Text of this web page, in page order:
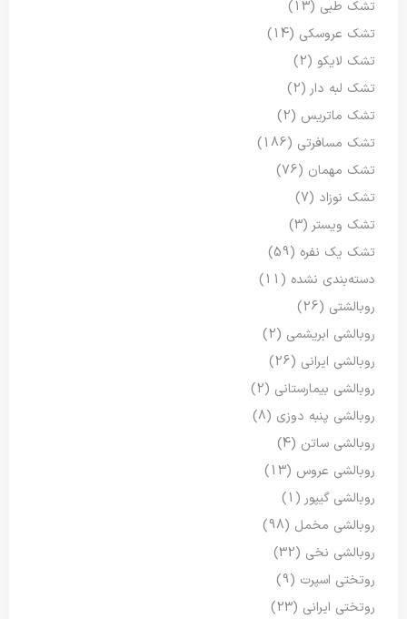
تشک طبی (13)
تشک عروسکی (14)
تشک لایکو (2)
تشک لبه دار(2)
تشک ماتریس (2)
تشک مسافرتی (186)
تشک مهمان (76)
تشک نوزاد (7)
تشک ویستر(3)
تشک یک نفره (59)
دسته‌بندی نشده (11)
روبالشتی (26)
روبالشی ابریشمی (2)
روبالشی ایرانی (26)
روبالشی بیمارستانی (2)
روبالشی پنبه دوزی (8)
روبالشی ساتن (4)
روبالشی عروس (13)
روبالشی گیپور(1)
روبالشی مخمل (98)
روبالشی نخی (32)
روتختی اسپرت (9)
روتختی ایرانی (23)